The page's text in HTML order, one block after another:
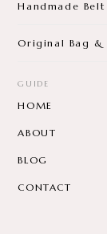
Handmade Belt
Original Bag &
GUIDE
HOME
ABOUT
BLOG
CONTACT